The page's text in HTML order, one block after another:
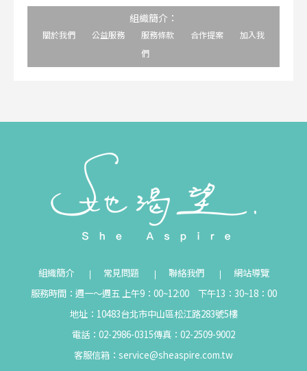
組織簡介：
關於我們 公益服務 服務條款 合作提案
加入我
們
組織簡介 常見問題 聯絡我們
網站導覽
服務時間：週一～週五 上午9：00~12:00 下午13：30~18：00
地址：10483台北市中山區松江路283號5樓
電話：02-2986-0315傳真：02-2509-9002
客服信箱： service@sheaspire.com.tw